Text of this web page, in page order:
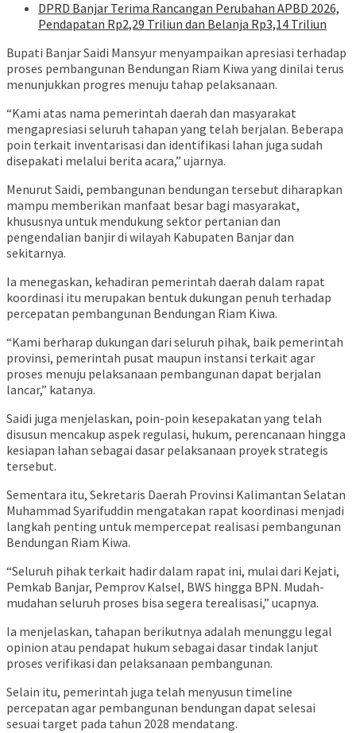
DPRD Banjar Terima Rancangan Perubahan APBD 2026,
Pendapatan Rp2,29 Triliun dan Belanja Rp3,14 Triliun
Bupati Banjar Saidi Mansyur menyampaikan apresiasi terhadap
proses pembangunan Bendungan Riam Kiwa yang dinilai terus
menunjukkan progres menuju tahap pelaksanaan.
“Kami atas nama pemerintah daerah dan masyarakat
mengapresiasi seluruh tahapan yang telah berjalan. Beberapa
poin terkait inventarisasi dan identifikasi lahan juga sudah
disepakati melalui berita acara,” ujarnya.
Menurut Saidi, pembangunan bendungan tersebut diharapkan
mampu memberikan manfaat besar bagi masyarakat,
khususnya untuk mendukung sektor pertanian dan
pengendalian banjir di wilayah Kabupaten Banjar dan
sekitarnya.
Ia menegaskan, kehadiran pemerintah daerah dalam rapat
koordinasi itu merupakan bentuk dukungan penuh terhadap
percepatan pembangunan Bendungan Riam Kiwa.
“Kami berharap dukungan dari seluruh pihak, baik pemerintah
provinsi, pemerintah pusat maupun instansi terkait agar
proses menuju pelaksanaan pembangunan dapat berjalan
lancar,” katanya.
Saidi juga menjelaskan, poin-poin kesepakatan yang telah
disusun mencakup aspek regulasi, hukum, perencanaan hingga
kesiapan lahan sebagai dasar pelaksanaan proyek strategis
tersebut.
Sementara itu, Sekretaris Daerah Provinsi Kalimantan Selatan
Muhammad Syarifuddin mengatakan rapat koordinasi menjadi
langkah penting untuk mempercepat realisasi pembangunan
Bendungan Riam Kiwa.
“Seluruh pihak terkait hadir dalam rapat ini, mulai dari Kejati,
Pemkab Banjar, Pemprov Kalsel, BWS hingga BPN. Mudah-
mudahan seluruh proses bisa segera terealisasi,” ucapnya.
Ia menjelaskan, tahapan berikutnya adalah menunggu legal
opinion atau pendapat hukum sebagai dasar tindak lanjut
proses verifikasi dan pelaksanaan pembangunan.
Selain itu, pemerintah juga telah menyusun timeline
percepatan agar pembangunan bendungan dapat selesai
sesuai target pada tahun 2028 mendatang.